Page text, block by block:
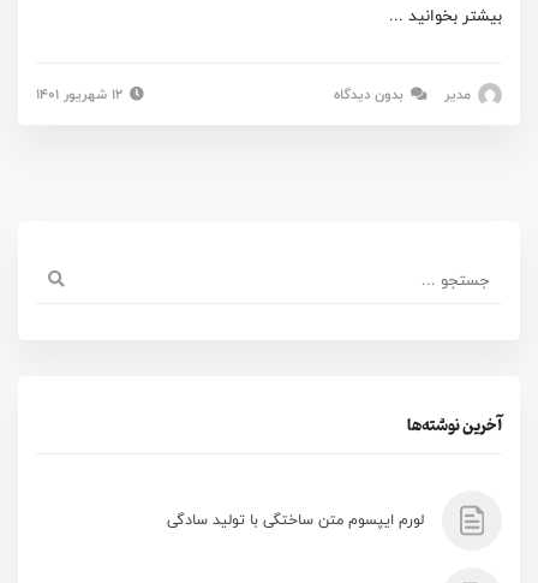
بیشتر بخوانید ...
مدیر بدون دیدگاه
آخرین نوشته‌ها
لورم ایپسوم متن ساختگی با تولید سادگی